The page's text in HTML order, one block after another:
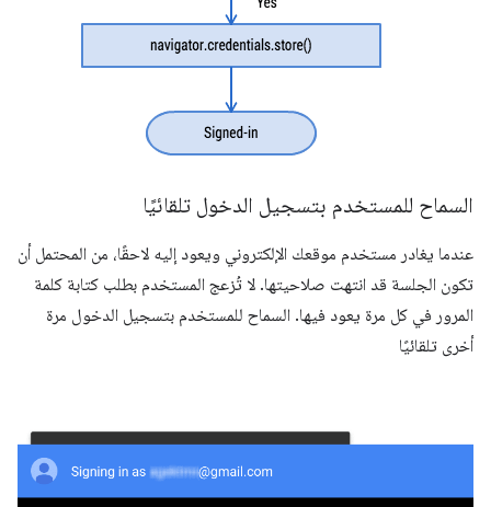
السماح للمستخدم بتسجيل الدخول تلقائيًا
عندما يغادر مستخدم موقعك الإلكتروني ويعود إليه لاحقًا، من المحتمل أن
تكون الجلسة قد انتهت صلاحيتها. لا تُزعج المستخدم بطلب كتابة كلمة
المرور في كل مرة يعود فيها. السماح للمستخدم بتسجيل الدخول مرة
أخرى تلقائيًا